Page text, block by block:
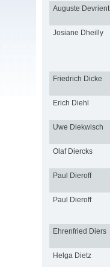
Auguste Devrient
Josiane Dheilly
Friedrich Dicke
Erich Diehl
Uwe Diekwisch
Olaf Diercks
Paul Dieroff
Paul Dieroff
Ehrenfried Diers
Helga Dietz